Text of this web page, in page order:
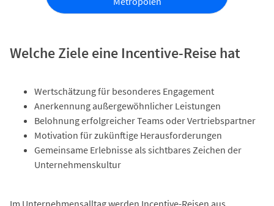
Welche Ziele eine Incentive-Reise hat
Wertschätzung für besonderes Engagement
Anerkennung außergewöhnlicher Leistungen
Belohnung erfolgreicher Teams oder Vertriebspartner
Motivation für zukünftige Herausforderungen
Gemeinsame Erlebnisse als sichtbares Zeichen der
Unternehmenskultur
Im Unternehmensalltag werden Incentive-Reisen aus